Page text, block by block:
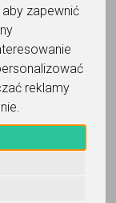
aby zapewnić
reklamy
.